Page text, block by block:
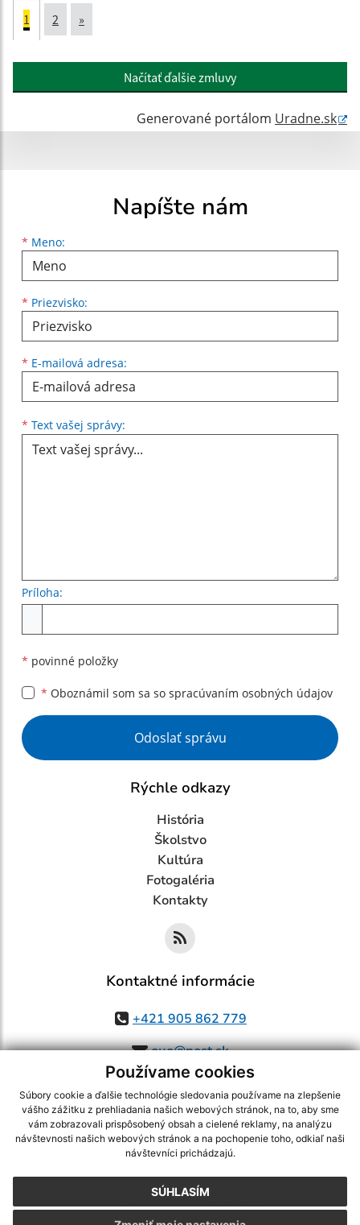
Používame cookies
Súbory cookie a ďalšie technológie sledovania používame na zlepšenie
vášho zážitku z prehliadania našich webových stránok, na to, aby sme
vám zobrazovali prispôsobený obsah a cielené reklamy, na analýzu
návštevnosti našich webových stránok a na pochopenie toho, odkiaľ naši
návštevníci prichádzajú.
SÚHLASÍM
1 2 »
Načítať ďalšie zmluvy
Generované portálom Uradne.sk
Napíšte nám
* Meno:
Meno
* Priezvisko:
Priezvisko
* E-mailová adresa:
E-mailová adresa
* Text vašej správy:
Príloha:
* povinné položky
* Oboznámil som sa so spracúvaním osobných údajov
Google reCaptcha Response
Odoslať správu
Rýchle odkazy
História
Školstvo
Kultúra
Fotogaléria
Kontakty
Kontaktné informácie
+421 905 862 779
ouo@post.sk
využite možnosť získavania aktuálnych informácií s využitím RSS
CMS systém (redakčný) systém ECHELON 2,Mapa stránok,web portál
webex.digital, s.r.o.,domény,registrácia domény
Posledná aktualizácia:05.08.2026